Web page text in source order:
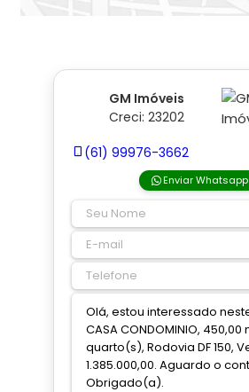
GM Imóveis
Creci: 23202
(61) 99976-3662
Enviar Whatsapp